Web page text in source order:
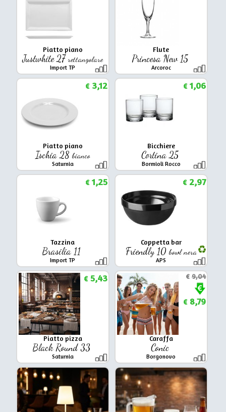
Piatto piano
Justwhite 27rettangolare
Import TP
Flute
Princesa New 15
Arcoroc
Piatto piano
Ischia 28 bianco
Saturnia
€3,12
Bicchiere
Cortina 25
Bormioli Rocco
€1,06
Tazzina
Brasilia 11
Import TP
€1,25
Coppetta bar
Friendly 10 bowl nera
APS
€2,97
Piatto pizza
Black Round 33
Saturnia
€5,43
Caraffa
Conic
Borgonovo
€9,04
€8,79